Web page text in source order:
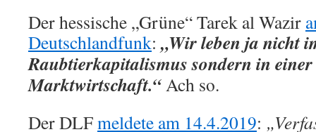
Der hessische „Grüne“ Tarek al Wazir
Deutschlandfunk:„Wir leben ja nicht
Raubtierkapitalismus sondern in
Marktwirtschaft.“Ach so.
Der DLFmeldete am 14.4.2019: